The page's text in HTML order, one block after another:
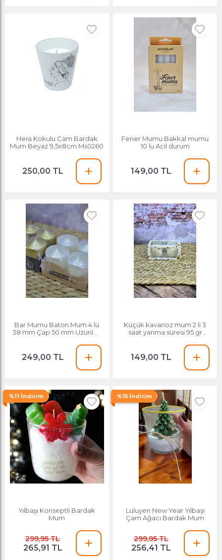
Hera Kokulu Cam Bardak
Mum Beyaz 9,5x8cm Ms0260
250,00 TL
Fener Mumu Bakkal mumu
10 lu Acil durum
149,00 TL
Bar Mumu Baton Mum 4 lü
38 mm Çap 50 mm Uzunluk
249,00 TL
Küçük kavanoz mum 2 li 3
saat yanma süresi 95 gr
Asetatlı Kırmızı
149,00 TL
%11 İndirim
Yılbaşı Konseptli Bardak
Mum
299,95 TL
265,91 TL
%15 İndirim
Luluyen New Year Yılbaşı
Çam Ağacı Bardak Mum
299,95 TL
256,41 TL